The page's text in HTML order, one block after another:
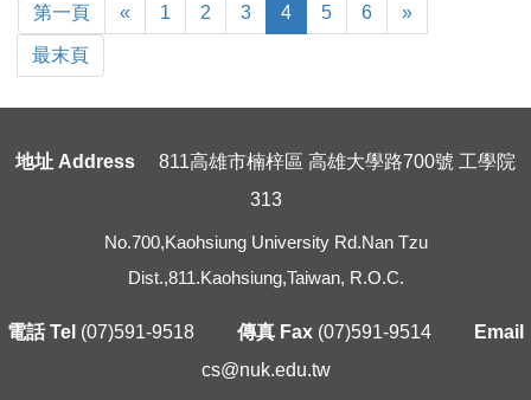
第一頁First
Page
« Previous
1 2 3 4 5 6 »Next
最末頁Last
Page
地址 Address 811高雄市楠梓區 高雄大學路700號 工學院
313
No.700,Kaohsiung University Rd.Nan Tzu
Dist.,811.Kaohsiung,Taiwan, R.O.C.
電話 Tel (07)591-9518 傳真 Fax (07)591-9514
Email
cs@nuk.edu.tw